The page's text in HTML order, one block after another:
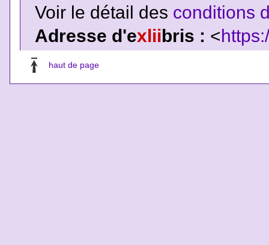
Voir le détail des conditions
Adresse d'exliibris : <
haut de page